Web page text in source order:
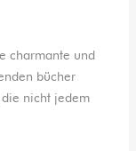
charmante und
bücher
nicht jedem